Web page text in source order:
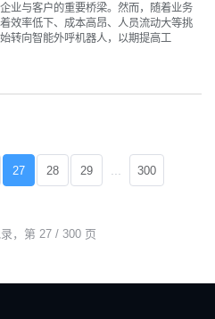
业与客户的重要桥梁。然而，随着业务
效率低下、成本高昂、人员流动大等挑
转向智能外呼机器人，以期提高工
27 28 29 300
，第 27 / 300 页